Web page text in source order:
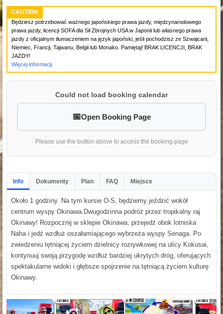
CAUTION
Będziesz potrzebować ważnego japońskiego prawa jazdy, międzynarodowego
prawa jazdy, licencji SOFA dla Sił Zbrojnych USA w Japonii lub własnego prawa
jazdy z oficjalnym tłumaczeniem na język japoński, jeśli pochodzisz ze Szwajcarii,
Niemiec, Francji, Tajwanu, Belgii lub Monako. Pamiętaj! BRAK LICENCJI, BRAK
JAZDY!
Więcej informacji.
Could not load booking calendar
Open Booking Page
Please use the button above to access the booking page
Info Dokumenty Plan FAQ Miejsce
Około 1 godziny. Na tym kursie O-S, będziemy jeździć wokół
centrum wyspy Okinawa.Dwugodzinna podróż przez tropikalny raj
Okinawy! Rozpocznij w sklepie Okinawa, przejedź obok lotniska
Naha i jedź wzdłuż oszałamiającego wybrzeża wyspy Senaga. Po
zwiedzeniu tętniącej życiem dzielnicy rozrywkowej na ulicy Kokusai,
kontynuuj swoją przygodę wzdłuż bardziej ukrytych dróg, oferujących
spektakularne widoki i głębsze spojrzenie na tętniącą życiem kulturę
Okinawy.